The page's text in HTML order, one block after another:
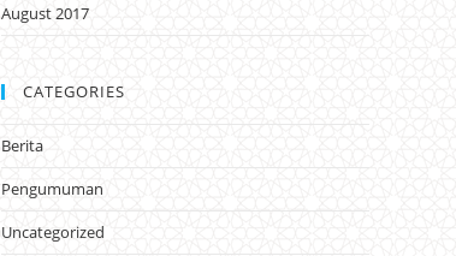
August 2017
CATEGORIES
Berita
Pengumuman
Uncategorized